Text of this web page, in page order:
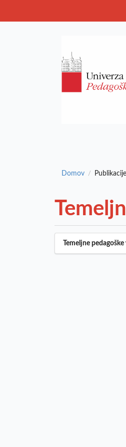
Domov / Publikacije
Temeljne pedagoške